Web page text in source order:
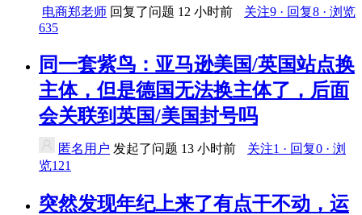
电商郑老师 回复了问题 12 小时前
关注9 · 回复8 · 浏览
635
同一套紫鸟：亚马逊美国/英国站点换
主体，但是德国无法换主体了，后面
会关联到英国/美国封号吗
匿名用户 发起了问题 13 小时前
关注1 · 回复0 · 浏
览121
突然发现年纪上来了有点干不动，运